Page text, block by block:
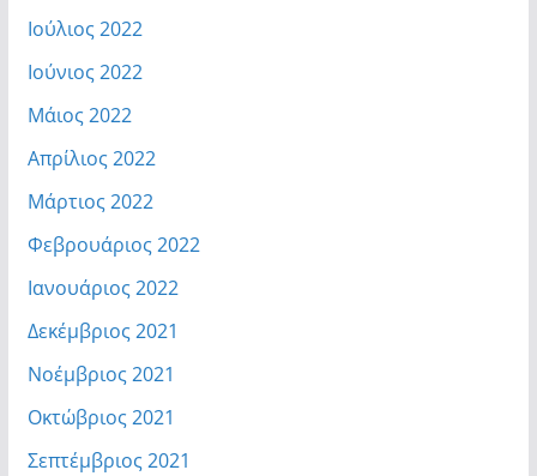
Ιούλιος 2022
Ιούνιος 2022
Μάιος 2022
Απρίλιος 2022
Μάρτιος 2022
Φεβρουάριος 2022
Ιανουάριος 2022
Δεκέμβριος 2021
Νοέμβριος 2021
Οκτώβριος 2021
Σεπτέμβριος 2021